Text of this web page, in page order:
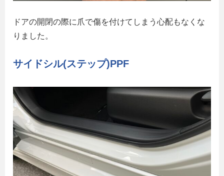
ドアの開閉の際に爪で傷を付けてしまう心配もなくな
りました。
サイドシル(ステップ)PPF